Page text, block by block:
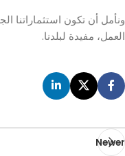
ونأمل أن تكون استثماراتنا
العمل، مفيدة لبلدنا.
Newer